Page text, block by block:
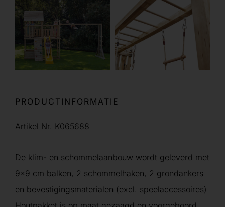
PRODUCTINFORMATIE
Artikel Nr. K065688
De klim- en schommelaanbouw wordt geleverd met
9×9 cm balken, 2 schommelhaken, 2 grondankers
en bevestigingsmaterialen (excl. speelaccessoires)